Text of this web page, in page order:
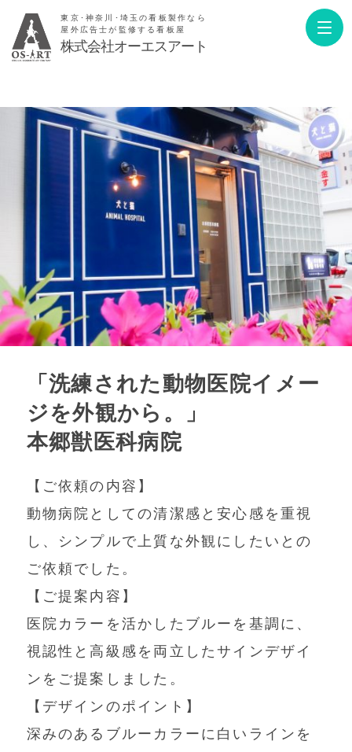
東京･神奈川･埼玉の看板製作なら
屋外広告士が監修する看板屋
株式会社オーエスアート
「洗練された動物医院イメー
ジを外観から。」
本郷獣医科病院
【ご依頼の内容】
動物病院としての清潔感と安心感を重視
し、シンプルで上質な外観にしたいとの
ご依頼でした。
【ご提案内容】
医院カラーを活かしたブルーを基調に、
視認性と高級感を両立したサインデザイ
ンをご提案しました。
【デザインのポイント】
深みのあるブルーカラーに白いラインを